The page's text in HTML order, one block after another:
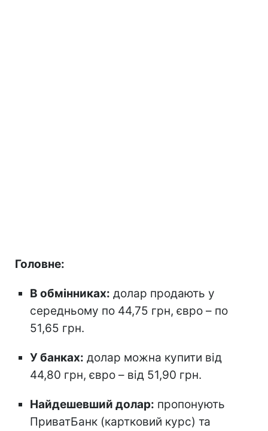
Головне:
В обмінниках: долар продають у
середньому по 44,75 грн, євро – по
51,65 грн.
У банках: долар можна купити від
44,80 грн, євро – від 51,90 грн.
Найдешевший долар: пропонують
ПриватБанк (картковий курс) та